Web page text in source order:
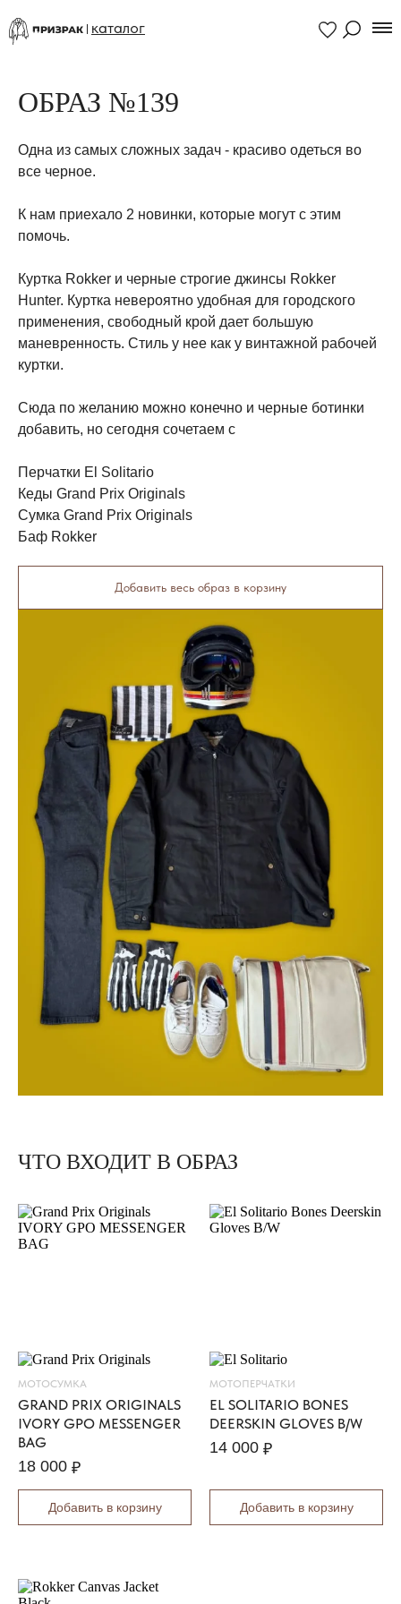
каталог
ОБРАЗ №139
Одна из самых сложных задач - красиво одеться во
все черное.
К нам приехало 2 новинки, которые могут с этим
помочь.
Куртка Rokker и черные строгие джинсы Rokker
Hunter. Куртка невероятно удобная для городского
применения, свободный крой дает большую
маневренность. Стиль у нее как у винтажной рабочей
куртки.
Сюда по желанию можно конечно и черные ботинки
добавить, но сегодня сочетаем с
Перчатки El Solitario
Кеды Grand Prix Originals
Сумка Grand Prix Originals
Баф Rokker
Добавить весь образ в корзину
ЧТО ВХОДИТ В ОБРАЗ
МОТОСУМКА
GRAND PRIX ORIGINALS
IVORY GPO MESSENGER
BAG
18 000 ₽
Добавить в корзину
МОТОПЕРЧАТКИ
EL SOLITARIO BONES
DEERSKIN GLOVES B/W
14 000 ₽
Добавить в корзину
O
L
I
T
A
I
O
O
E
К
У
Р
Т